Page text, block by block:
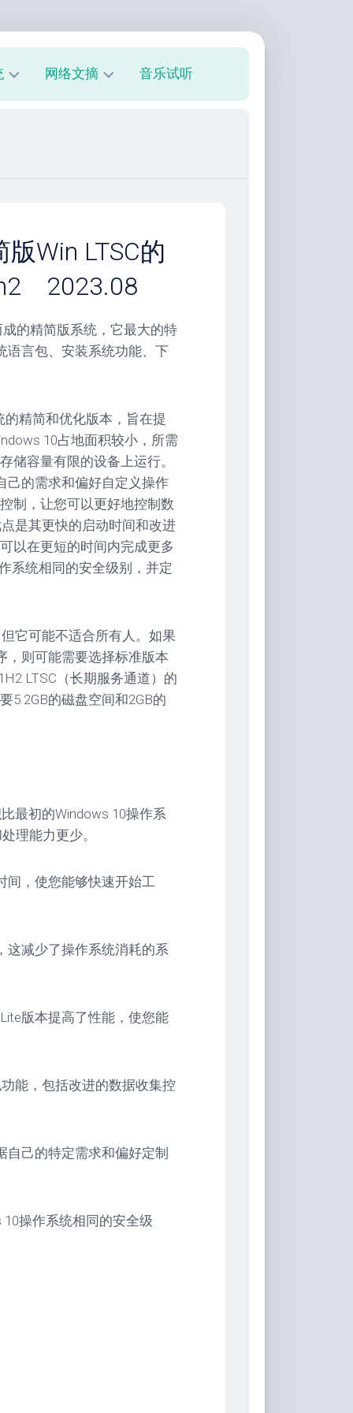
网络文摘
欣
赏
朋
音乐试听
Win LTSC的
2023.08
的精简版系统，它最大的特
语言包、安装系统功能、下
的精简和优化版本，旨在提
10占地面积较小，所需
储容量有限的设备上运行。
己的需求和偏好自定义操作
制，让您可以更好地控制数
是其更快的启动时间和改进
以在更短的时间内完成更多
系统相同的安全级别，并定
它可能不适合所有人。如果
，则可能需要选择标准版本
LTSC（长期服务通道）的
5.2GB的磁盘空间和2GB的
最初的Windows 10操作系
理能力更少。
间，使您能够快速开始工
这减少了操作系统消耗的系
版本提高了性能，使您能
能，包括改进的数据收集控
己的特定需求和偏好定制
操作系统相同的安全级